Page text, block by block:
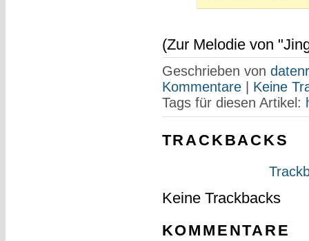
(Zur Melodie von
Geschrieben von
Kommentare| Keine
Tags für diesen Artikel:
TRACKBACKS
Keine Trackbacks
KOMMENTARE